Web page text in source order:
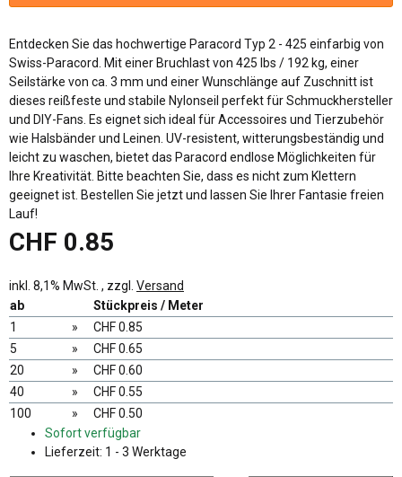
Entdecken Sie das hochwertige Paracord Typ 2 - 425 einfarbig von
Swiss-Paracord. Mit einer Bruchlast von 425 lbs / 192 kg, einer
Seilstärke von ca. 3 mm und einer Wunschlänge auf Zuschnitt ist
dieses reißfeste und stabile Nylonseil perfekt für Schmuckhersteller
und DIY-Fans. Es eignet sich ideal für Accessoires und Tierzubehör
wie Halsbänder und Leinen. UV-resistent, witterungsbeständig und
leicht zu waschen, bietet das Paracord endlose Möglichkeiten für
Ihre Kreativität. Bitte beachten Sie, dass es nicht zum Klettern
geeignet ist. Bestellen Sie jetzt und lassen Sie Ihrer Fantasie freien
Lauf!
CHF 0.85
inkl. 8,1% MwSt. , zzgl. Versand
ab
Stückpreis / Meter
1
»
CHF 0.85
5
»
CHF 0.65
20
»
CHF 0.60
40
»
CHF 0.55
100
»
CHF 0.50
Sofort verfügbar
Lieferzeit: 1 - 3 Werktage